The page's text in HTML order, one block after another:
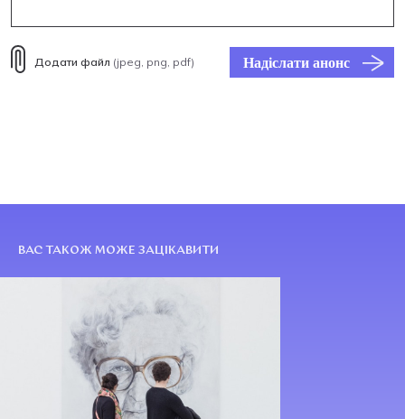
Додати файл (jpeg, png, pdf) Надіслати анонс
ВАС ТАКОЖ МОЖЕ ЗАЦІКАВИТИ